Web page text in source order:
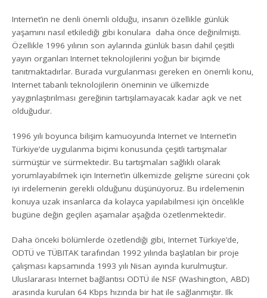
Internet’in ne denli önemli olduğu, insanın özellikle günlük
yaşamını nasıl etkilediği gibi konulara daha önce değinilmişti.
Özellikle 1996 yılının son aylarında günlük basın dahil çeşitli
yayın organları Internet teknolojilerini yoğun bir biçimde
tanıtmaktadırlar. Burada vurgulanması gereken en önemli konu,
Internet tabanlı teknolojilerin öneminin ve ülkemizde
yaygınlaştırılması gereğinin tartışılamayacak kadar açık ve net
olduğudur.
1996 yılı boyunca bilişim kamuoyunda Internet ve Internet’in
Türkiye’de uygulanma biçimi konusunda çeşitli tartışmalar
sürmüştür ve sürmektedir. Bu tartışmaları sağlıklı olarak
yorumlayabilmek için Internet’in ülkemizde gelişme sürecini çok
iyi irdelemenin gerekli olduğunu düşünüyoruz. Bu irdelemenin
konuya uzak insanlarca da kolayca yapılabilmesi için öncelikle
bugüne değin geçilen aşamalar aşağıda özetlenmektedir.
Daha önceki bölümlerde özetlendiği gibi, Internet Türkiye’de,
ODTÜ ve TÜBITAK tarafından 1992 yılında başlatılan bir proje
çalışması kapsamında 1993 yılı Nisan ayında kurulmuştur.
Uluslararası Internet bağlantısı ODTÜ ile NSF (Washington, ABD)
arasında kurulan 64 Kbps hızında bir hat ile sağlanmıştır. Ilk